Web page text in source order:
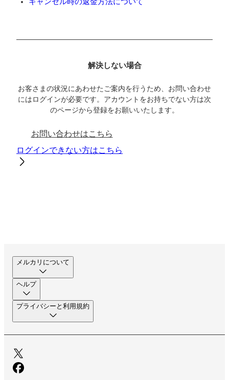
解決しない場合
お客さまの状況にあわせたご案内を行うため、お問い合わせ
にはログインが必要です。アカウントをお持ちでない方は次
のページから登録をお願いいたします。
お問い合わせはこちら
ログインできない方はこちら
メルカリについて
ヘルプ
プライバシーと利用規約